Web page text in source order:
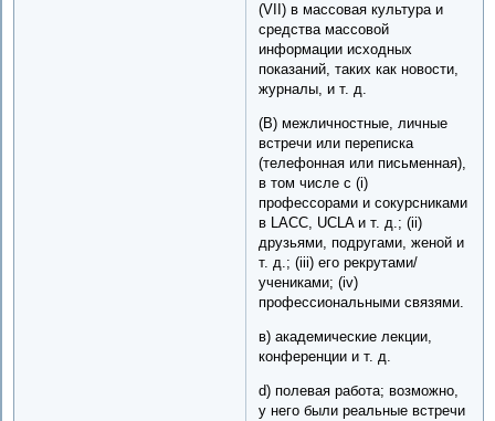
(VII) в массовая культура и
средства массовой
информации исходных
показаний, таких как новости,
журналы, и т. д.
(B) межличностные, личные
встречи или переписка
(телефонная или письменная),
в том числе с (i)
профессорами и сокурсниками
в LACC, UCLA и т. д.; (ii)
друзьями, подругами, женой и
т. д.; (iii) его рекрутами/
учениками; (iv)
профессиональными связями.
в) академические лекции,
конференции и т. д.
d) полевая работа; возможно,
у него были реальные встречи